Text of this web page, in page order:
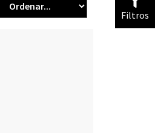
Filtros